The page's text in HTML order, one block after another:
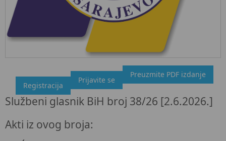
"Službeni glasnik BiH", broj 38/26 2.6.2026.
Ovdje možete preuzeti dokument, kao i obaviti kratki uvid u
sadržaj dokumenta.
Preuzmite PDF izdanje
Prijavite se
Registracija
Službeni glasnik BiH broj 38/26 [2.6.2026.]
Akti iz ovog broja: